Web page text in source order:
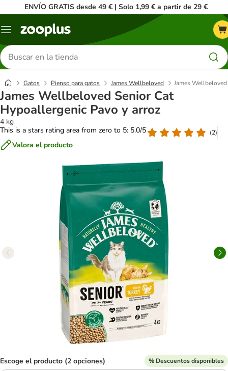
ENVÍO GRATIS desde 49 € | Solo 1,99 € a partir de 29 €
Menú
Buscar
productos
Gatos Pienso para gatos James Wellbeloved James
James Wellbeloved Senior Cat
Hypoallergenic Pavo y arroz
4 kg
This is a stars rating area from zero to 5: 5.0/5
(2)
Valora el producto
Escoge el producto (2 opciones) % Descuentos disponibles